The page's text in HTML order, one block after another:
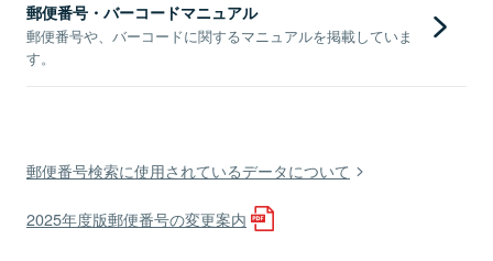
郵便番号・バーコードマニュアル
郵便番号や、バーコードに関するマニュアルを掲載していま
す。
郵便番号検索に使用されているデータについて
2025年度版郵便番号の変更案内